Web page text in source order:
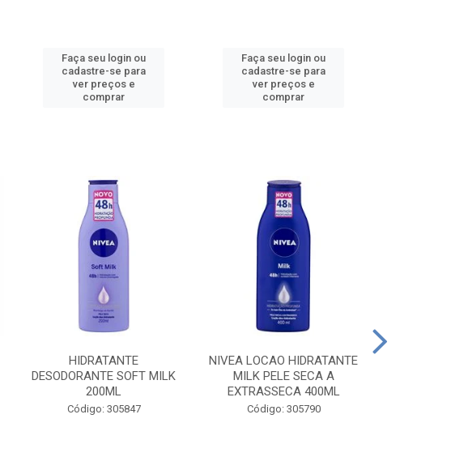
Faça seu login ou
cadastre-se para
ver preços e
comprar
Faça seu login ou
cadastre-se para
ver preços e
comprar
HIDRATANTE
DESODORANTE SOFT MILK
200ML
Código: 305847
NIVEA LOCAO HIDRATANTE
MILK PELE SECA A
EXTRASSECA 400ML
Código: 305790